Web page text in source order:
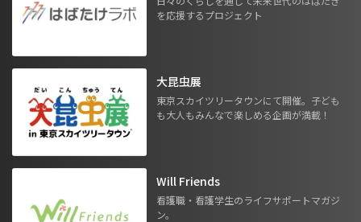
を応援するプロジェクト
大昆虫展
東京スカイツリータウンにて開催。子ども
も大人もみんなで楽しめる企画が満載！
Will Friends
看護職・看護学生のライフサポートマガジ
ン。